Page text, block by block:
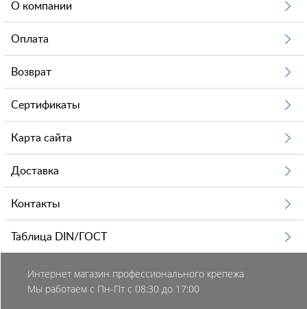
О компании
Оплата
Возврат
Сертификаты
Карта сайта
Доставка
Контакты
Таблица DIN/ГОСТ
Интернет магазин профессионального крепежа
Мы работаем с Пн-Пт с 08:30 до 17:00